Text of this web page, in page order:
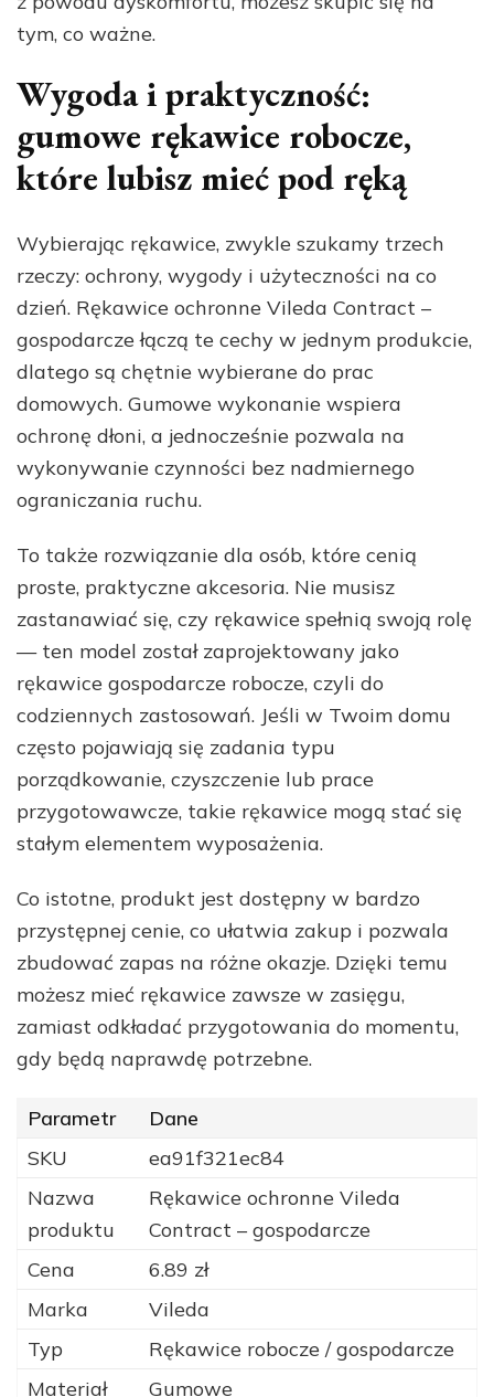
tym, co ważne.
Wygoda i praktyczność:
gumowe rękawice robocze,
które lubisz mieć pod ręką
Wybierając rękawice, zwykle szukamy trzech
rzeczy: ochrony, wygody i użyteczności na co
dzień. Rękawice ochronne Vileda Contract –
gospodarcze łączą te cechy w jednym produkcie,
dlatego są chętnie wybierane do prac
domowych. Gumowe wykonanie wspiera
ochronę dłoni, a jednocześnie pozwala na
wykonywanie czynności bez nadmiernego
ograniczania ruchu.
To także rozwiązanie dla osób, które cenią
proste, praktyczne akcesoria. Nie musisz
zastanawiać się, czy rękawice spełnią swoją rolę
— ten model został zaprojektowany jako
rękawice gospodarcze robocze, czyli do
codziennych zastosowań. Jeśli w Twoim domu
często pojawiają się zadania typu
porządkowanie, czyszczenie lub prace
przygotowawcze, takie rękawice mogą stać się
stałym elementem wyposażenia.
Co istotne, produkt jest dostępny w bardzo
przystępnej cenie, co ułatwia zakup i pozwala
zbudować zapas na różne okazje. Dzięki temu
możesz mieć rękawice zawsze w zasięgu,
zamiast odkładać przygotowania do momentu,
gdy będą naprawdę potrzebne.
Parametr
Dane
SKU
ea91f321ec84
Nazwa
produktu
Rękawice ochronne Vileda
Contract – gospodarcze
Cena
6.89 zł
Marka
Vileda
Typ
Rękawice robocze / gospodarcze
Materiał
Gumowe